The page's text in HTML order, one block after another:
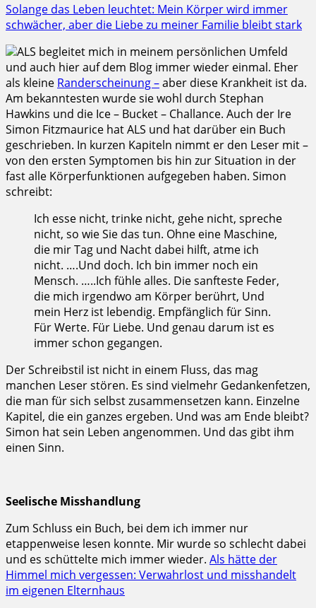
Solange das Leben leuchtet: Mein Körper wird immer
schwächer, aber die Liebe zu meiner Familie bleibt stark
ALS begleitet mich in meinem persönlichen Umfeld
und auch hier auf dem Blog immer wieder einmal. Eher
als kleine Randerscheinung –aber diese Krankheit ist da.
Am bekanntesten wurde sie wohl durch Stephan
Hawkins und die Ice – Bucket – Challance. Auch der Ire
Simon Fitzmaurice hat ALS und hat darüber ein Buch
geschrieben. In kurzen Kapiteln nimmt er den Leser mit –
von den ersten Symptomen bis hin zur Situation in der
fast alle Körperfunktionen aufgegeben haben. Simon
schreibt:
Ich esse nicht, trinke nicht, gehe nicht, spreche
nicht, so wie Sie das tun. Ohne eine Maschine,
die mir Tag und Nacht dabei hilft, atme ich
nicht. ….Und doch. Ich bin immer noch ein
Mensch. …..Ich fühle alles. Die sanfteste Feder,
die mich irgendwo am Körper berührt, Und
mein Herz ist lebendig. Empfänglich für Sinn.
Für Werte. Für Liebe. Und genau darum ist es
immer schon gegangen.
Der Schreibstil ist nicht in einem Fluss, das mag
manchen Leser stören. Es sind vielmehr Gedankenfetzen,
die man für sich selbst zusammensetzen kann. Einzelne
Kapitel, die ein ganzes ergeben. Und was am Ende bleibt?
Simon hat sein Leben angenommen. Und das gibt ihm
einen Sinn.
Seelische Misshandlung
Zum Schluss ein Buch, bei dem ich immer nur
etappenweise lesen konnte. Mir wurde so schlecht dabei
und es schüttelte mich immer wieder. Als hätte der
Himmel mich vergessen: Verwahrlost und misshandelt
im eigenen Elternhaus